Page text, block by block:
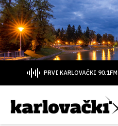
PRVI KARLOVAČKI 90.1FM